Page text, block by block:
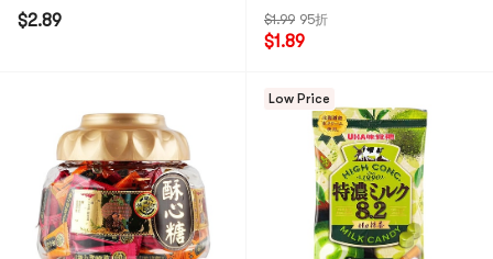
$2.89
$1.99 95折
$1.89
Low Price